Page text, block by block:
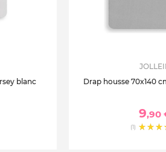
blanc
Drap housse 70x140
9,90
(1)